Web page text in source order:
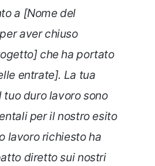
a [Nome del
aver chiuso
che ha portato
entrate]. La tua
tuo duro lavoro sono
per il nostro esito
lavoro richiesto ha
diretto sui nostri